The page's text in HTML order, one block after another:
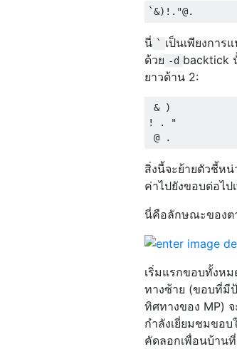
นี่ ` เป็นเพียงการ
ด้วย -d backtick
ยาวด้าน 2:
& )
! . "
สิ่งนี้จะย้ายตัวชี้ห
ค่าไปยังขอบต่อไ
นี่คือลักษณะของต
เริ่มแรกขอบทั้งห
ทางซ้าย (ขอบที่มี
ทิศทางของ MP)
กำลังเยี่ยมชมขอ
คัดลอกเพื่อนบ้านที่